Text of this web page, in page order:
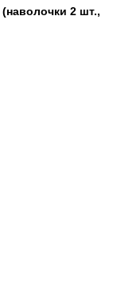
2 шт.,